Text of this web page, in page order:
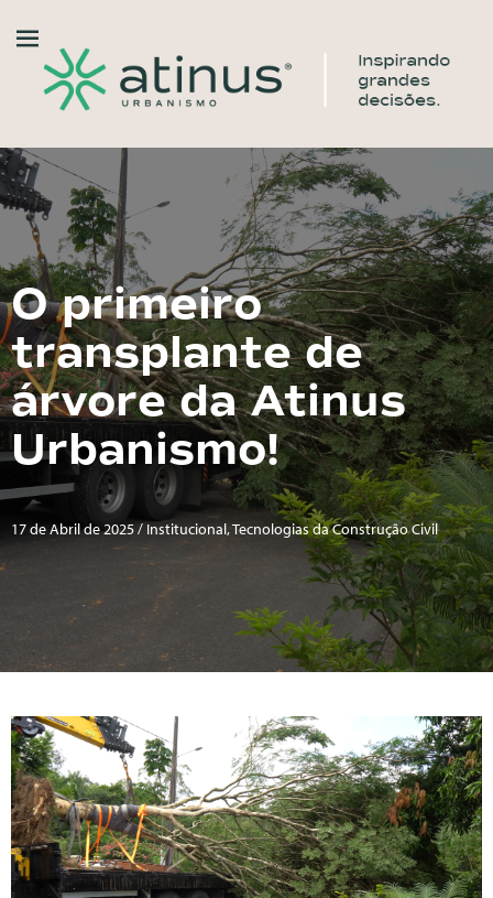
O primeiro
transplante de
árvore da Atinus
Urbanismo!
17 de Abril de 2025 / Institucional, Tecnologias da Construção Civil